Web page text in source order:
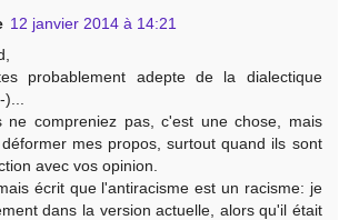
12 janvier 2014 à 14:21
probablement adepte de la dialectique
ne compreniez pas, c'est une chose, mais
mes propos, surtout quand ils sont
avec vos opinion.
écrit que l'antiracisme est un racisme: je
dans la version actuelle, alors qu'il était